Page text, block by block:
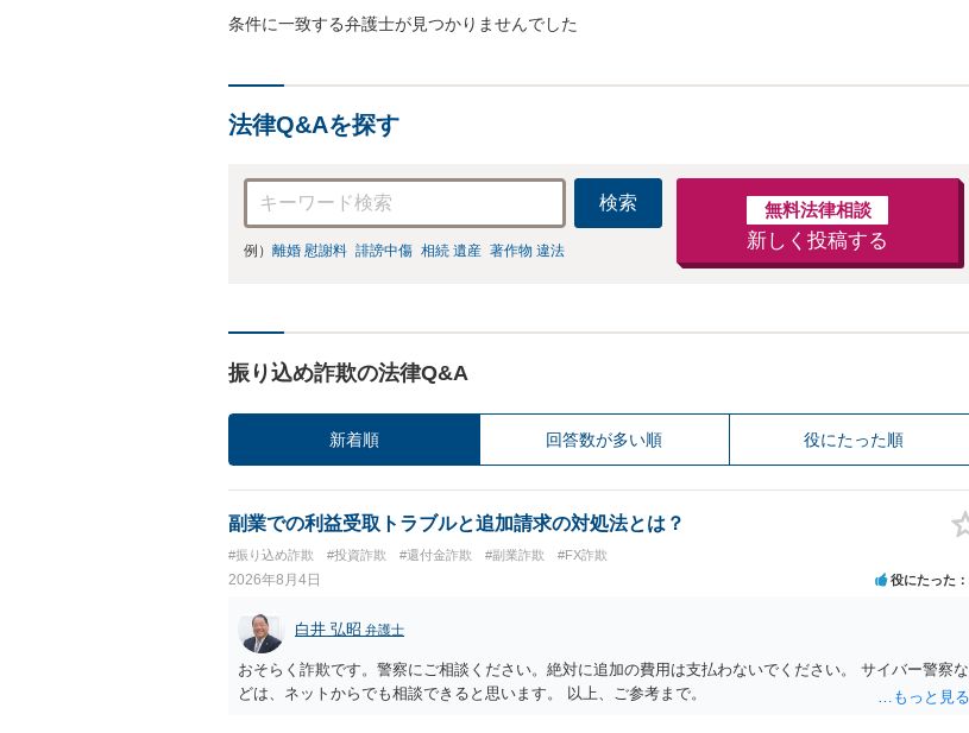
条件に一致する弁護士が見つかりませんでした
法律Q&Aを探す
検索
例） 離婚 慰謝料 誹謗中傷 相続 遺産 著作物 違法
無料法律相談
新しく投稿する
振り込め詐欺の法律Q&A
新着順 回答数が多い順 役にたった順
副業での利益受取トラブルと追加請求の対処法とは？
#振り込め詐欺 #投資詐欺 #還付金詐欺 #副業詐欺 #FX詐欺
2026年8月4日 役にたった
白井 弘昭 弁護士
おそらく詐欺です。警察にご相談ください。絶対に追加の費用は支払わないでください。 サイバー警察な
どは、ネットからでも相談できると思います。 以上、ご参考まで。